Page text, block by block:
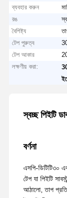
ব্যবহার করুন
রঙ
বৈশিষ্ট্য
টেপ পুরুত্ব
টেপ আকার
লক্ষণীয় করা:
স্বচ্ছ পিইটি
বর্ণনা
এসপি-ডিটিটি৩০
টেপ যা পিইটি
আঠালো, তাপ